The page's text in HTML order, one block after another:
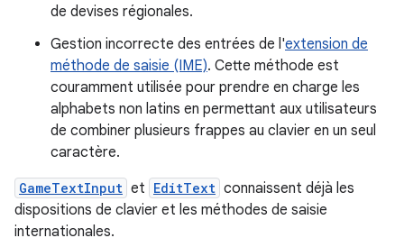
de devises régionales.
Gestion incorrecte des entrées de l'extension de
méthode de saisie (IME). Cette méthode est
couramment utilisée pour prendre en charge les
alphabets non latins en permettant aux utilisateurs
de combiner plusieurs frappes au clavier en un seul
caractère.
GameTextInput et EditText connaissent déjà les
dispositions de clavier et les méthodes de saisie
internationales.